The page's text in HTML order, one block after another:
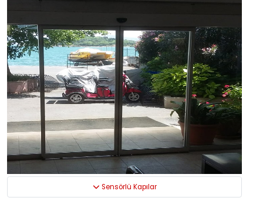
Sensörlü Kapılar